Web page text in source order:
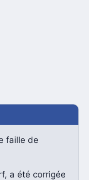
faille de
a été corrigée